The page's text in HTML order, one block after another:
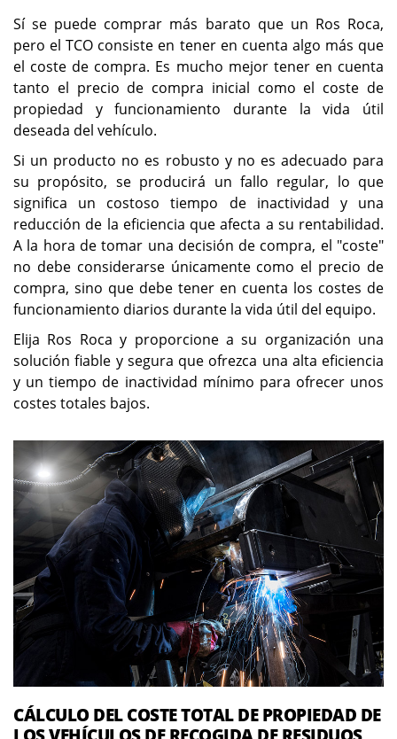
Sí se puede comprar más barato que un Ros Roca,
pero el TCO consiste en tener en cuenta algo más que
el coste de compra. Es mucho mejor tener en cuenta
tanto el precio de compra inicial como el coste de
propiedad y funcionamiento durante la vida útil
deseada del vehículo.
Si un producto no es robusto y no es adecuado para
su propósito, se producirá un fallo regular, lo que
significa un costoso tiempo de inactividad y una
reducción de la eficiencia que afecta a su rentabilidad.
A la hora de tomar una decisión de compra, el "coste"
no debe considerarse únicamente como el precio de
compra, sino que debe tener en cuenta los costes de
funcionamiento diarios durante la vida útil del equipo.
Elija Ros Roca y proporcione a su organización una
solución fiable y segura que ofrezca una alta eficiencia
y un tiempo de inactividad mínimo para ofrecer unos
costes totales bajos.
CÁLCULO DEL COSTE TOTAL DE PROPIEDAD DE